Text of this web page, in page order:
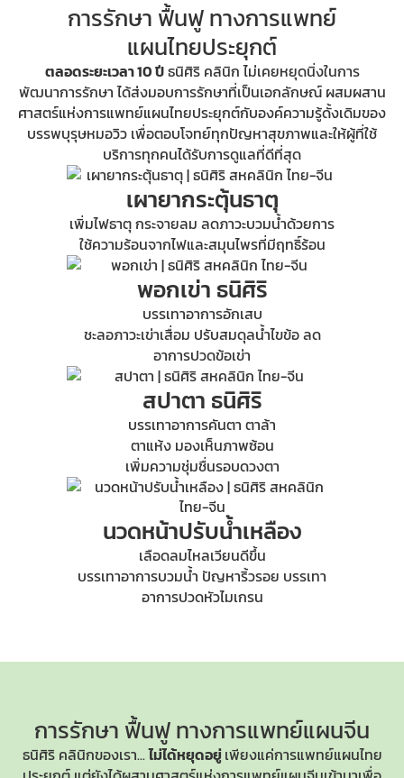
การรักษา ฟื้นฟู ทางการแพทย์
แผนไทยประยุกต์
ตลอดระยะเวลา 10 ปีธนิศิริ คลินิก ไม่เคยหยุดนิ่งในการ
พัฒนาการรักษา ได้ส่งมอบการรักษาที่เป็นเอกลักษณ์ ผสมผสาน
ศาสตร์แห่งการแพทย์แผนไทยประยุกต์กับองค์ความรู้ดั้งเดิมของ
บรรพบุรุษหมอวิว เพื่อตอบโจทย์ทุกปัญหาสุขภาพและให้ผู้ที่ใช้
บริการทุกคนได้รับการดูแลที่ดีที่สุด
เผายากระตุ้นธาตุ
เพิ่มไฟธาตุ กระจายลม ลดภาวะบวมน้ำด้วยการ
ใช้ความร้อนจากไฟและสมุนไพรที่มีฤทธิ์ร้อน
พอกเข่า ธนิศิริ
บรรเทาอาการอักเสบ
ชะลอภาวะเข่าเสื่อม ปรับสมดุลน้ำไขข้อ ลด
อาการปวดข้อเข่า
สปาตา ธนิศิริ
บรรเทาอาการคันตา ตาล้า
ตาแห้ง มองเห็นภาพซ้อน
เพิ่มความชุ่มชื่นรอบดวงตา
นวดหน้าปรับน้ำเหลือง
เลือดลมไหลเวียนดีขึ้น
บรรเทาอาการบวมน้ำ ปัญหาริ้วรอย บรรเทา
อาการปวดหัวไมเกรน
การรักษา ฟื้นฟูทางการแพทย์แผนจีน
ธนิศิริ คลินิกของเรา...ไม่ได้หยุดอยู่เพียงแค่การแพทย์แผนไทย